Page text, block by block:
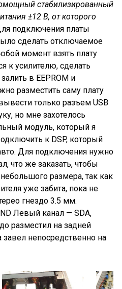
стабилизированный
±12 В, от которого
подключения платы
сделать отключаемое
момент взять плату
к усилителю, сделать
в EEPROM и
разместить саму плату
только разъем USB
но мне захотелось
модуль, который я
к DSP, который
Для подключения нужно
что же заказать, чтобы
размера, так как
уже забита, пока не
гнездо 3.5 мм.
Левый канал — SDA,
разместил на задней
завел непосредственно на